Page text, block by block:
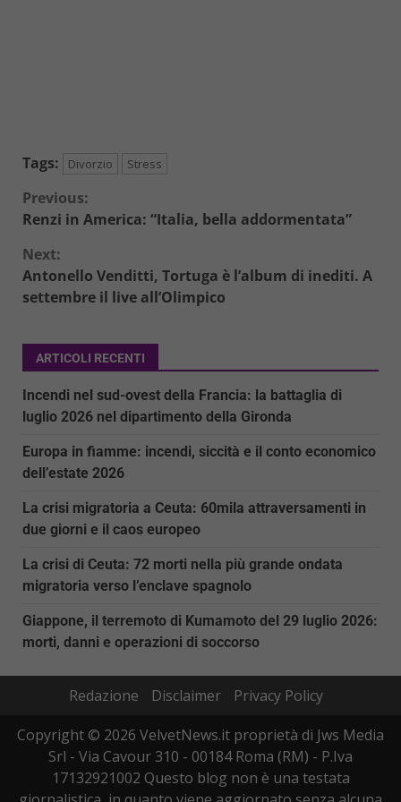
Tags: Divorzio Stress
Continue
Previous:
Renzi in America: “Italia, bella addormentata”
Next:
Antonello Venditti, Tortuga è l’album di inediti. A
settembre il live all’Olimpico
ARTICOLI RECENTI
Incendi nel sud-ovest della Francia: la battaglia di
luglio 2026 nel dipartimento della Gironda
Europa in fiamme: incendi, siccità e il conto economico
dell’estate 2026
La crisi migratoria a Ceuta: 60mila attraversamenti in
due giorni e il caos europeo
La crisi di Ceuta: 72 morti nella più grande ondata
migratoria verso l’enclave spagnolo
Giappone, il terremoto di Kumamoto del 29 luglio 2026:
morti, danni e operazioni di soccorso
Redazione Disclaimer
Privacy Policy
Copyright © 2026 VelvetNews.it proprietà di Jws Media
Srl - Via Cavour 310 - 00184 Roma (RM) - P.Iva
17132921002 Questo blog non è una testata